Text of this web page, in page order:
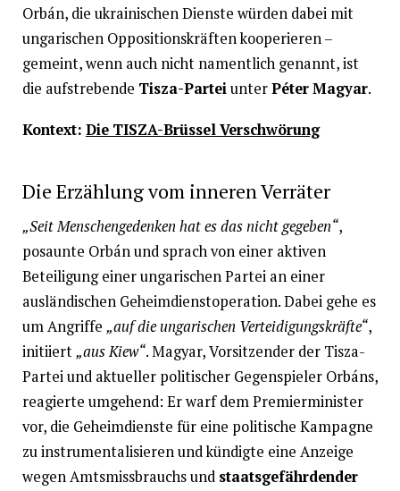
Orbán, die ukrainischen Dienste würden dabei mit
ungarischen Oppositionskräften kooperieren –
gemeint, wenn auch nicht namentlich genannt, ist
die aufstrebende Tisza-ParteiunterPéter Magyar.
Kontext: Die TISZA-Brüssel Verschwörung
Die Erzählung vom inneren Verräter
„Seit Menschengedenken hat es das nicht gegeben“,
posaunte Orbán und sprach von einer aktiven
Beteiligung einer ungarischen Partei an einer
ausländischen Geheimdienstoperation. Dabei gehe es
um Angriffe „auf die ungarischen Verteidigungskräfte“,
initiiert„aus Kiew“. Magyar, Vorsitzender der Tisza-
Partei und aktueller politischer Gegenspieler Orbáns,
reagierte umgehend: Er warf dem Premierminister
vor, die Geheimdienste für eine politische Kampagne
zu instrumentalisieren und kündigte eine Anzeige
wegen Amtsmissbrauchs und staatsgefährdender